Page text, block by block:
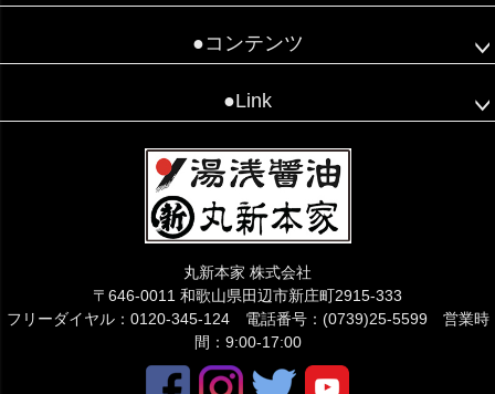
●コンテンツ
●Link
丸新本家 株式会社
〒646-0011 和歌山県田辺市新庄町2915-333
フリーダイヤル：0120-345-124 電話番号：(0739)25-5599 営業時
間：9:00-17:00